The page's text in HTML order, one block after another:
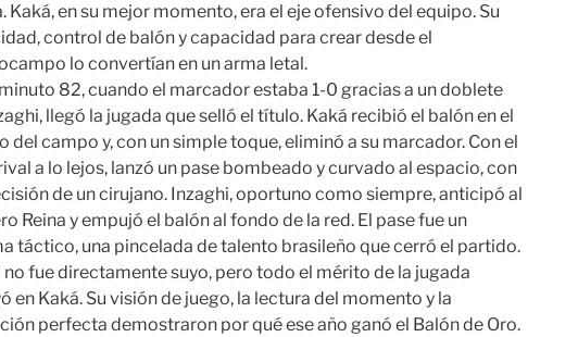
Kaká, en su mejor momento, era el eje ofensivo del equipo. Su
control de balón y capacidad para crear desde el
lo convertían en un arma letal.
82, cuando el marcador estaba 1-0 gracias a un doblete
llegó la jugada que selló el título. Kaká recibió el balón en el
del campo y, con un simple toque, eliminó a su marcador. Con el
a lo lejos, lanzó un pase bombeado y curvado al espacio, con
de un cirujano. Inzaghi, oportuno como siempre, anticipó al
Reina y empujó el balón al fondo de la red. El pase fue un
táctico, una pincelada de talento brasileño que cerró el partido.
no fue directamente suyo, pero todo el mérito de la jugada
en Kaká. Su visión de juego, la lectura del momento y la
perfecta demostraron por qué ese año ganó el Balón de Oro.